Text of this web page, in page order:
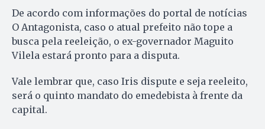
De acordo com informações do portal de notícias
O Antagonista, caso o atual prefeito não tope a
busca pela reeleição, o ex-governador Maguito
Vilela estará pronto para a disputa.
Vale lembrar que, caso Iris dispute e seja reeleito,
será o quinto mandato do emedebista à frente da
capital.